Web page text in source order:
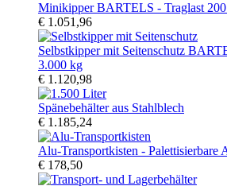
Minikipper BARTELS - Traglast
€ 1.051,96
Selbstkipper mit Seitenschutz
3.000 kg
€ 1.120,98
Spänebehälter aus Stahlblech
€ 1.185,24
Alu-Transportkisten - Palettisierbare
€ 178,50